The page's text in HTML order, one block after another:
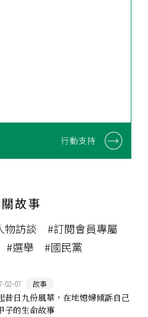
行動支持
故事
物訪談
#訂閱會員專屬
#選舉 #國民黨
02-07 故事
昔日九份風華，在地媳婦傾訴自己
子的生命故事